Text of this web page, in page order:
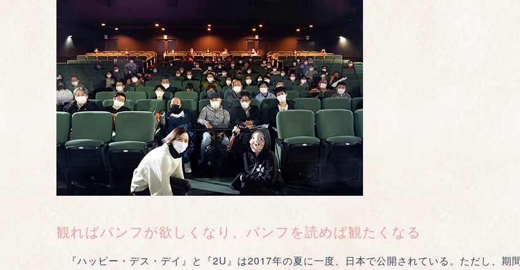
観ればパンフが欲しくなり、パンフを読めば観たくなる
『ハッピー・デス・デイ』と『2U』は2017年の夏に一度、日本で公開されている。ただし、期